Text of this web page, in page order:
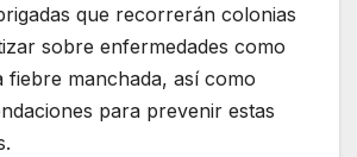
que recorrerán colonias
sobre enfermedades como
fiebre manchada, así como
para prevenir estas